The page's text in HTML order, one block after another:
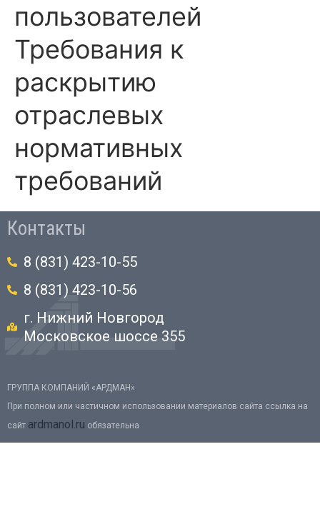
пользователей
Требования к
раскрытию
отраслевых
нормативных
требований
Контакты
8 (831) 423-10-55
8 (831) 423-10-56
г. Нижний Новгород
Московское шоссе 355
ГРУППА КОМПАНИЙ «АРДМАН»
При полном или частичном использовании материалов сайта ссылка на
сайт ardmanol.ru обязательна